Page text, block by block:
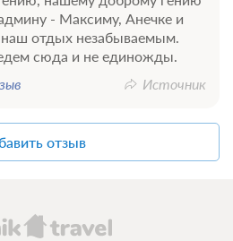
- Максиму, Анечке и
наш отдых незабываемым.
сюда и не единожды.
Источник
отзыв